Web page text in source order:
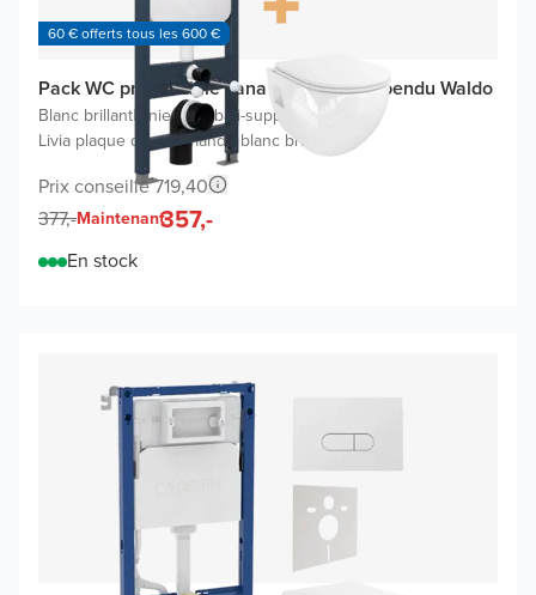
60 € offerts tous les 600 €
Pack WC promo Linie Ilana avec WC suspendu Waldo
Blanc brillant| Linie Ilana bâti-support
Livia plaque de commande blanc brillant
Prix conseillé 719,40
377,-Maintenant357,-
En stock